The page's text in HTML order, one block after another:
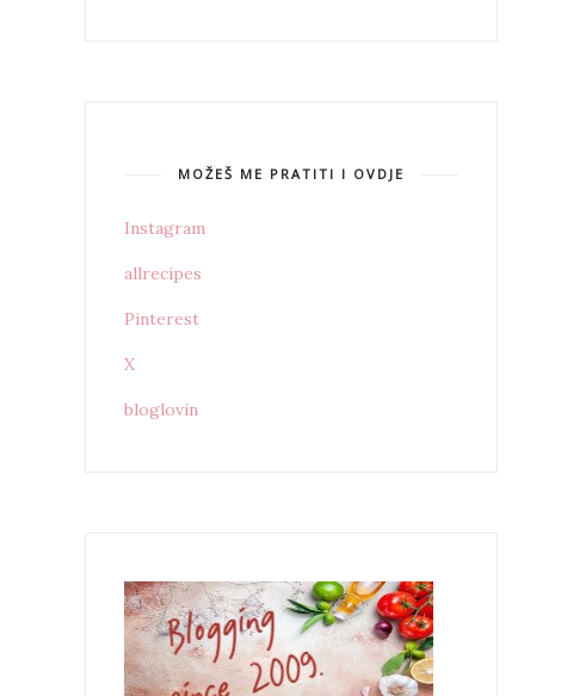
MOŽEŠ ME PRATITI I OVDJE
Instagram
allrecipes
Pinterest
X
bloglovin